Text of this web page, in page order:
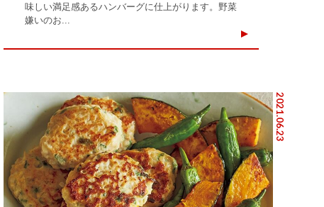
味しい満足感あるハンバーグに仕上がります。野菜
嫌いのお...
2021.06.23